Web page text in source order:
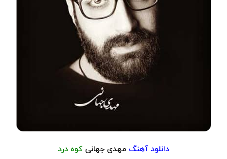
دانلود آهنگ مهدی جهانی کوه درد